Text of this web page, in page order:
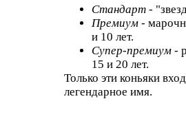
Стандарт -
Премиум -
и 10 лет.
Супер-премиум -
15 и 20 лет.
Только эти коньяки
легендарное имя.